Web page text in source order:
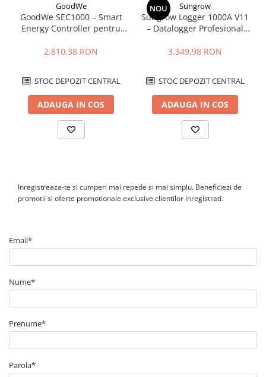
GoodWe
GoodWe SEC1000 – Smart
Energy Controller pentru
inteligente
2.810,38 RON
STOC DEPOZIT CENTRAL
ADAUGA IN COS
NOU Sungrow
Sungrow Logger 1000A V11
– Datalogger Profesional
Control Sisteme Fotovoltaice
3.349,98 RON
STOC DEPOZIT CENTRAL
ADAUGA IN COS
Inregistreaza-te si cumperi mai repede si mai simplu. Beneficiezi de
promotii si oferte promotionale exclusive clientilor inregistrati.
Email*
Nume*
Prenume*
Parola*